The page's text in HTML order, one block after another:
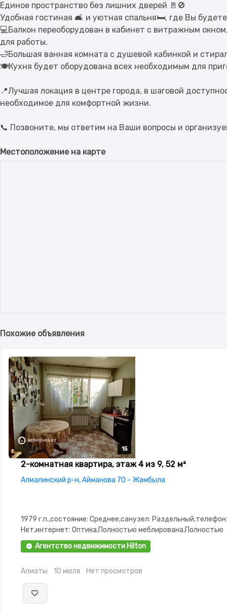
Единое пространство без лишних дверей 🚪🚫
Удобная гостиная 🛋️ и уютная спальня🛏️, где Вы
💻Балкон переоборудован в кабинет с витражным
для работы.
🛁Большая ванная комната с душевой кабинкой и
🍽️Кухня будет оборудована всех необходимым для
📍Лучшая локация в центре города, в шаговой
необходимое для комфортной жизни.
Местоположение на карте
Похожие объявления
15
15
15
15
15
2-комнатная квартира, этаж 4 из 9, 52 м²
Алмалинский р-н, Айманова 70 - Жамбыла
1979 г.п.,состояние: Среднее,санузел: Раздельный,телефон:
Нет,интернет: Оптика,Полностью меблирована,Полностью
меблирована,паркинг: Рядом охраняемая
Агентство недвижимости Hilton
Алматы 10 июля Нет просмотров